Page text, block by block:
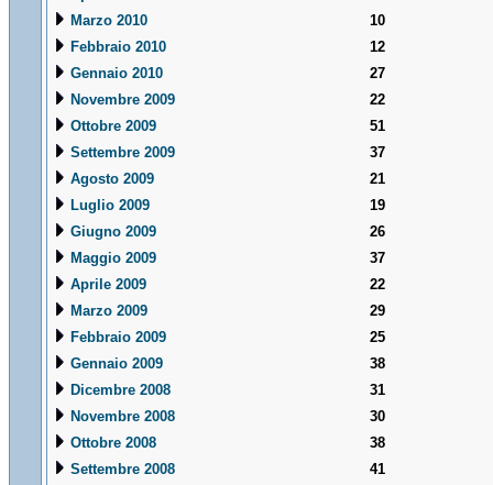
Marzo 2010
10
Febbraio 2010
12
Gennaio 2010
27
Novembre 2009
22
Ottobre 2009
51
Settembre 2009
37
Agosto 2009
21
Luglio 2009
19
Giugno 2009
26
Maggio 2009
37
Aprile 2009
22
Marzo 2009
29
Febbraio 2009
25
Gennaio 2009
38
Dicembre 2008
31
Novembre 2008
30
Ottobre 2008
38
Settembre 2008
41